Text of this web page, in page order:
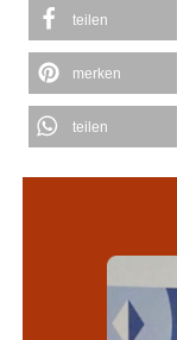
teilen
merken
teilen